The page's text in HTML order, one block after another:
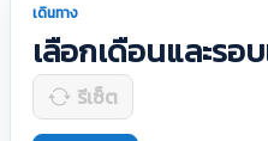
เดินทาง
เลือกเดือนและรอ
รีเซ็ต